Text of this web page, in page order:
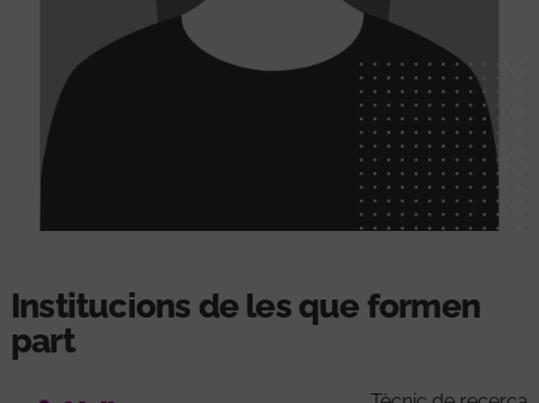
Institucions de les que formen
part